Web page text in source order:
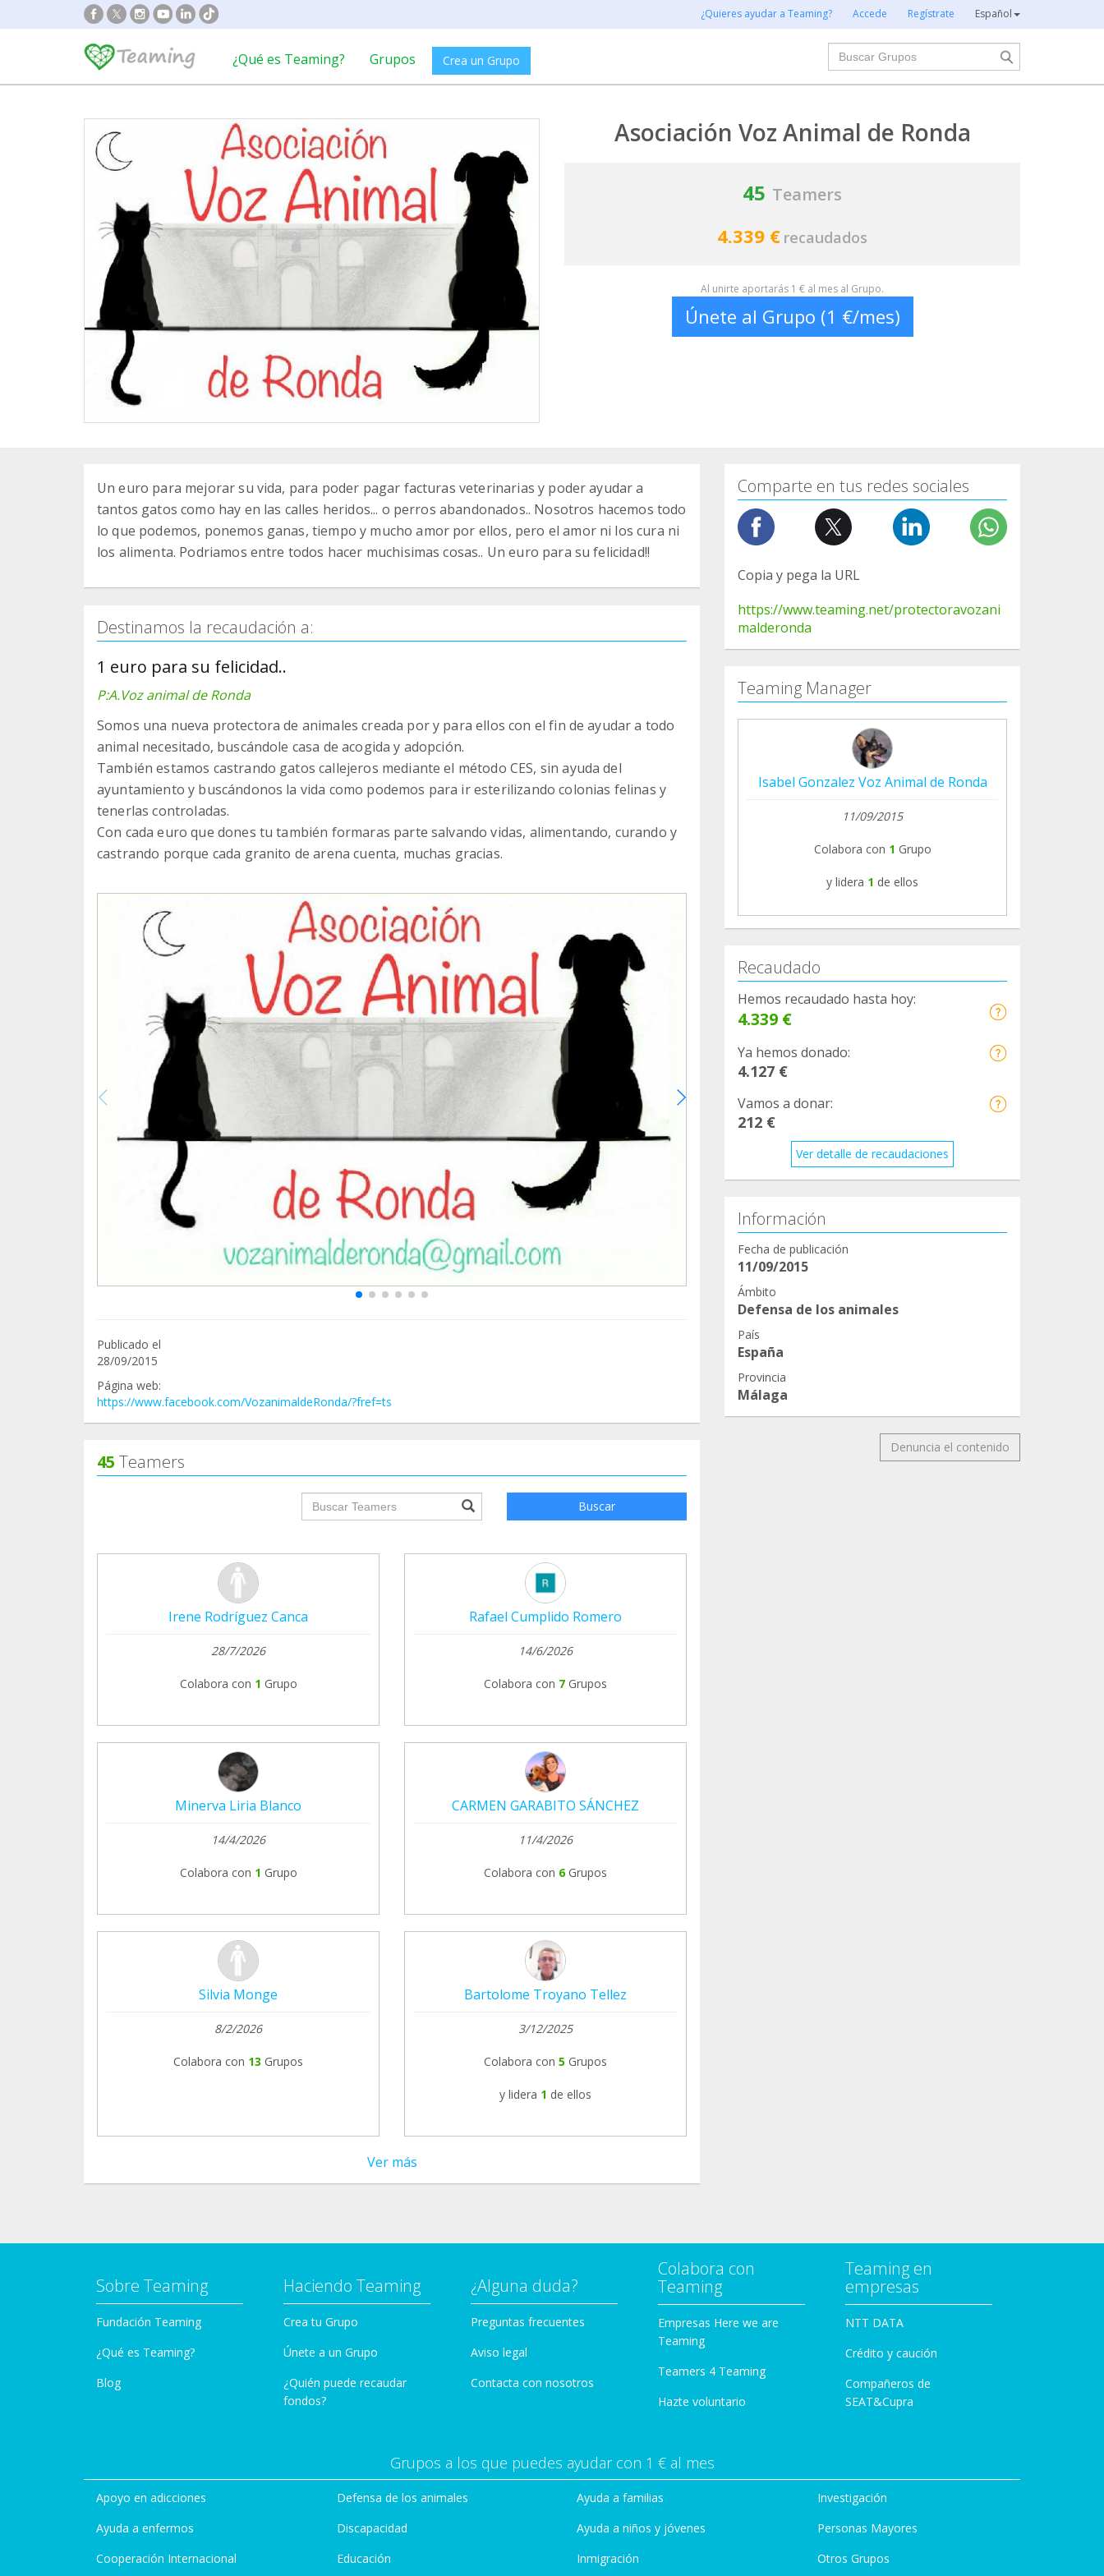
¿Quieres ayudar a Teaming? Accede Regístrate Español
¿Qué es Teaming? Grupos Crea un Grupo
Buscar
Asociación Voz Animal de Ronda
45 Teamers
4.339 € recaudados
Al unirte aportarás 1 € al mes al Grupo.
Únete al Grupo (1 €/mes)
Un euro para mejorar su vida, para poder pagar facturas veterinarias y poder ayudar a
tantos gatos como hay en las calles heridos... o perros abandonados.. Nosotros hacemos todo
lo que podemos, ponemos ganas, tiempo y mucho amor por ellos, pero el amor ni los cura ni
los alimenta. Podriamos entre todos hacer muchisimas cosas.. Un euro para su felicidad!!
Destinamos la recaudación a:
1 euro para su felicidad..
P:A.Voz animal de Ronda
Somos una nueva protectora de animales creada por y para ellos con el fin de ayudar a todo
animal necesitado, buscándole casa de acogida y adopción.
También estamos castrando gatos callejeros mediante el método CES, sin ayuda del
ayuntamiento y buscándonos la vida como podemos para ir esterilizando colonias felinas y
tenerlas controladas.
Con cada euro que dones tu también formaras parte salvando vidas, alimentando, curando y
castrando porque cada granito de arena cuenta, muchas gracias.
Publicado el
28/09/2015
Página web:
https://www.facebook.com/VozanimaldeRonda/?fref=ts
45 Teamers
groupProfile.searchForm.search.text??? Buscar
Irene Rodríguez Canca
28/7/2026
Colabora con 1 Grupo
Rafael Cumplido Romero
14/6/2026
Colabora con 7 Grupos
Minerva Liria Blanco
14/4/2026
Colabora con 1 Grupo
CARMEN GARABITO SÁNCHEZ
11/4/2026
Colabora con 6 Grupos
Silvia Monge
8/2/2026
Colabora con 13 Grupos
Bartolome Troyano Tellez
3/12/2025
Colabora con 5 Grupos
y lidera 1 de ellos
Ver más
Comparte en tus redes sociales
Copia y pega la URL
https://www.teaming.net/protectoravozani
malderonda
Teaming Manager
Isabel Gonzalez Voz Animal de Ronda
11/09/2015
Colabora con 1 Grupo
y lidera 1 de ellos
Recaudado
Hemos recaudado hasta hoy:
4.339 €
Ya hemos donado:
4.127 €
Vamos a donar:
212 €
Ver detalle de recaudaciones
Información
Fecha de publicación
11/09/2015
Ámbito
Defensa de los animales
País
España
Provincia
Málaga
Denuncia el contenido
Sobre Teaming
Fundación Teaming
¿Qué es Teaming?
Blog
Haciendo Teaming
Crea tu Grupo
Únete a un Grupo
¿Quién puede recaudar
fondos?
¿Alguna duda?
Preguntas frecuentes
Aviso legal
Contacta con nosotros
Colabora con
Teaming
Empresas Here we are
Teaming
Teamers 4 Teaming
Hazte voluntario
Teaming en
empresas
NTT DATA
Crédito y caución
Compañeros de
SEAT&Cupra
Grupos a los que puedes ayudar con 1 € al mes
Apoyo en adicciones
Ayuda a enfermos
Cooperación Internacional
Defensa de los animales
Discapacidad
Educación
Ayuda a familias
Ayuda a niños y jóvenes
Inmigración
Investigación
Personas Mayores
Otros Grupos